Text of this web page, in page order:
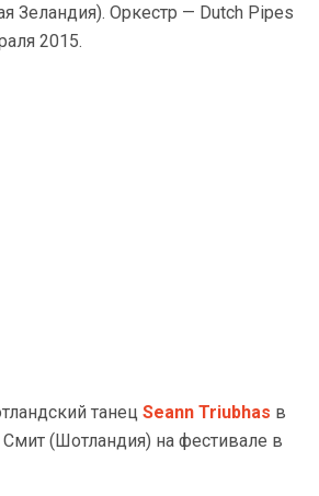
Зеландия). Оркестр — Dutch Pipes
2015.
танец Seann Triubhas в
(Шотландия) на фестивале в